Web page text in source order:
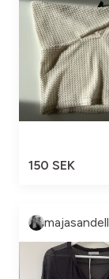
150 SEK
majasandell